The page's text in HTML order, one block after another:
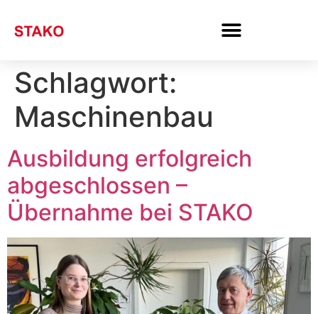
Schlagwort:
Maschinenbau
Ausbildung erfolgreich
abgeschlossen –
Übernahme bei STAKO